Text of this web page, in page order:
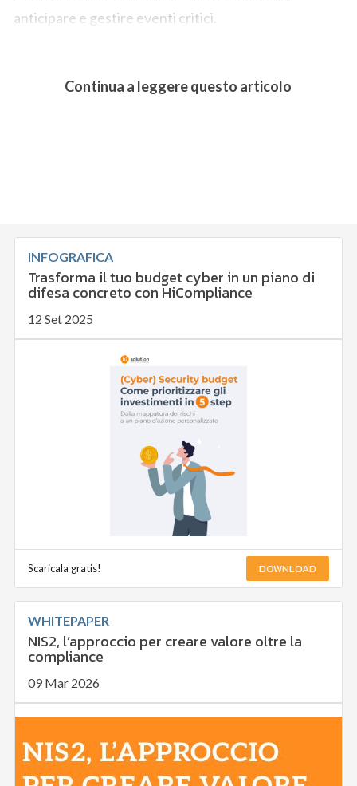
anticipare e gestire eventi critici.
Continua a leggere questo articolo
INFOGRAFICA
Trasforma il tuo budget cyber in un piano di
difesa concreto con HiCompliance
12 Set 2025
Scaricala gratis! DOWNLOAD
WHITEPAPER
NIS2, l’approccio per creare valore oltre la
compliance
09 Mar 2026